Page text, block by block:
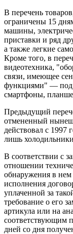
В перечень
ограничены 15
машины,
приставки и ряд
а также легкие
Кроме того, в
видеотехника,
связи, имеющее
функциями" — под
смартфоны,
Предыдущий
отмененный
действовал с 1997
лишь
В соответствии с
отношении
обнаружения в нем
исполнения
уплаченной за
требование о его
артикула или на
соответствующим
дней со дня